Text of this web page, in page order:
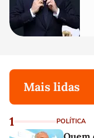
Mais lidas
1 POLÍTICA